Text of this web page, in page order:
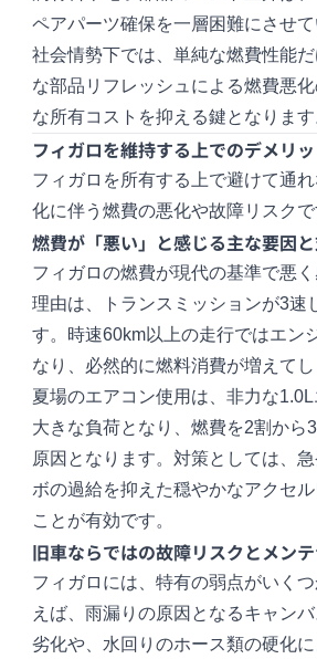
ペアパーツ確保を一層困難にさせ
社会情勢下では、単純な燃費性能
な部品リフレッシュによる燃費悪
な所有コストを抑える鍵となります
フィガロを維持する上でのデメリ
フィガロを所有する上で避けて通
化に伴う燃費の悪化や故障リスクで
燃費が「悪い」と感じる主な要因
フィガロの燃費が現代の基準で悪
理由は、トランスミッションが3速
す。時速60km以上の走行ではエン
なり、必然的に燃料消費が増えてし
夏場のエアコン使用は、非力な
大きな負荷となり、燃費を2割から
原因となります。対策としては、
ボの過給を抑えた穏やかなアクセ
ことが有効です。
旧車ならではの故障リスクとメン
フィガロには、特有の弱点がいく
えば、雨漏りの原因となるキャン
劣化や、水回りのホース類の硬化